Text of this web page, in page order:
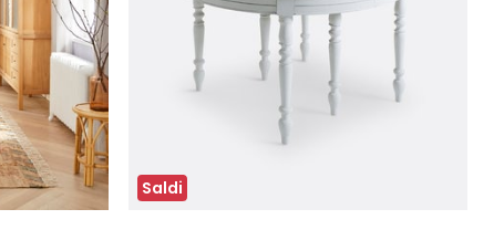
Saldi